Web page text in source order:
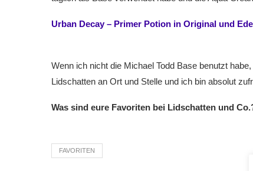
Urban Decay – Primer Potion in Original und
Wenn ich nicht die Michael Todd Base benutzt
Lidschatten an Ort und Stelle und ich bin absolut
Was sind eure Favoriten bei Lidschatten und
FAVORITEN